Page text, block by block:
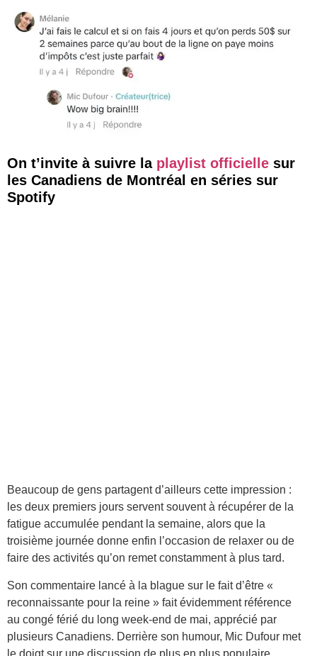
On t’invite à suivre la playlist officielle sur
les Canadiens de Montréal en séries sur
Spotify
Beaucoup de gens partagent d’ailleurs cette impression :
les deux premiers jours servent souvent à récupérer de la
fatigue accumulée pendant la semaine, alors que la
troisième journée donne enfin l’occasion de relaxer ou de
faire des activités qu’on remet constamment à plus tard.
Son commentaire lancé à la blague sur le fait d’être «
reconnaissante pour la reine » fait évidemment référence
au congé férié du long week-end de mai, apprécié par
plusieurs Canadiens. Derrière son humour, Mic Dufour met
le doigt sur une discussion de plus en plus populaire